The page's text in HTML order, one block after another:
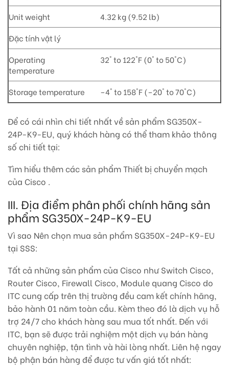
Unit weight
4.32 kg (9.52 lb)
Đặc tính vật lý
Operating
temperature
32° to 122°F (0° to 50°C)
Storage temperature –4° to 158°F (–20° to 70°C)
Để có cái nhìn chi tiết nhất về sản phẩm SG350X-
24P-K9-EU, quý khách hàng có thể tham khảo thông
số chi tiết tại:
Tìm hiểu thêm các sản phẩm Thiết bị chuyển mạch
của Cisco .
III. Địa điểm phân phối chính hãng sản
phẩm SG350X-24P-K9-EU
Vì sao Nên chọn mua sản phẩm SG350X-24P-K9-EU
tại SSS:
Tất cả những sản phẩm của Cisco như Switch Cisco,
Router Cisco, Firewall Cisco, Module quang Cisco do
ITC cung cấp trên thị trường đều cam kết chính hãng,
bảo hành 01 năm toàn cầu. Kèm theo đó là dịch vụ hỗ
trợ 24/7 cho khách hàng sau mua tốt nhất. Đến với
ITC, bạn sẽ được trải nghiệm một dịch vụ bán hàng
chuyên nghiệp, tận tình và hài lòng nhất. Liên hệ ngay
bộ phận bán hàng để được tư vấn giá tốt nhất: